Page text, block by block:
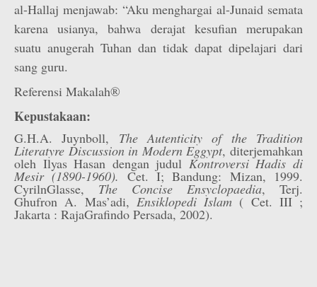
al-Hallaj menjawab: “Aku menghargai al-Junaid semata
karena usianya, bahwa derajat kesufian merupakan
suatu anugerah Tuhan dan tidak dapat dipelajari dari
sang guru.
Referensi Makalah®
Kepustakaan:
G.H.A. Juynboll, The Autenticity of the Tradition
Literatyre Discussion in Modern Eggypt, diterjemahkan
oleh Ilyas Hasan dengan judul Kontroversi Hadis di
Mesir (1890-1960). Cet. I; Bandung: Mizan, 1999.
CyrilnGlasse, The Concise Ensyclopaedia, Terj.
Ghufron A. Mas’adi, Ensiklopedi Islam ( Cet. III ;
Jakarta : RajaGrafindo Persada, 2002).